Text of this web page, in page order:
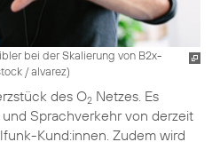
bei der Skalierung von B2x-
/ alvarez)
des O2 Netzes. Es
Sprachverkehr von derzeit
Kund:innen. Zudem wird